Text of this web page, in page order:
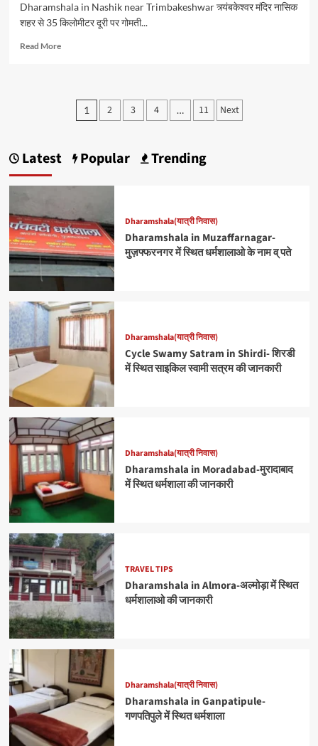
Dharamshala in Nashik near Trimbakeshwar त्र्यंबकेश्वर मंदिर नासिक
शहर से 35 किलोमीटर दूरी पर गोमती...
Read MoreRead
Near
Trimbakeshwar
कीमत
पर
धर्मशालाये
Posts
1 2 3 4 … 11 Next
Latest Popular Trending
Dharamshala(यात्री निवास)
Dharamshala in Muzaffarnagar-
मुज़फ्फरनगर में स्थित धर्मशालाओ के नाम व् पते
Dharamshala(यात्री निवास)
Cycle Swamy Satram in Shirdi- शिरडी
में स्थित साइकिल स्वामी सत्रम की जानकारी
Dharamshala(यात्री निवास)
Dharamshala in Moradabad-मुरादाबाद
में स्थित धर्मशाला की जानकारी
TRAVEL TIPS
Dharamshala in Almora-अल्मोड़ा में स्थित
धर्मशालाओ की जानकारी
Dharamshala(यात्री निवास)
Dharamshala in Ganpatipule-
गणपतिपुले में स्थित धर्मशाला